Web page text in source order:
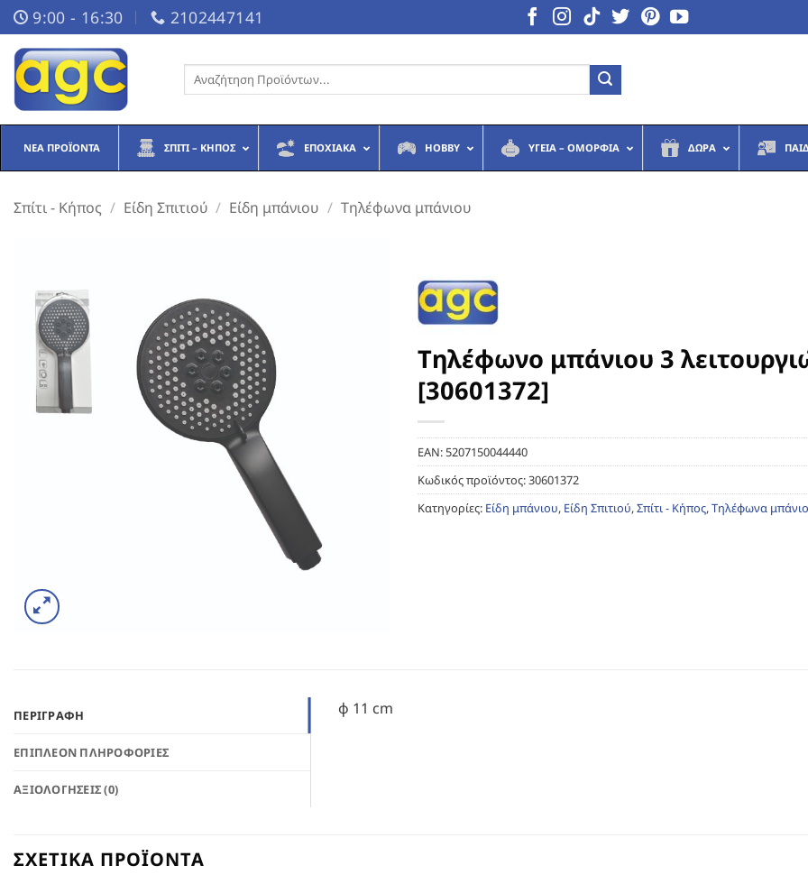
Μετάβαση
στο
περιεχόμενο
9:00 - 16:30 2102447141
Αναζήτηση
ΝΈΑ ΠΡΟΪΌΝΤΑ ΣΠΊΤΙ – ΚΉΠΟΣ ΕΠΟΧΙΑΚΆ HOBBY ΥΓΕΙΆ – ΟΜΟΡΦΙΆ ΔΏΡΑ
Σπίτι - Κήπος / Είδη Σπιτιού / Είδη μπάνιου / Τηλέφωνα μπάνιου
Τηλέφωνο μπάνιου 3
[30601372]
EAN:5207150044440
Κωδικός προϊόντος:30601372
Κατηγορίες: Είδη μπάνιου, Είδη Σπιτιού,Σπίτι - Κήπος,Τηλέφωνα
ΠΕΡΙΓΡΑΦΉ
ΕΠΙΠΛΈΟΝ ΠΛΗΡΟΦΟΡΊΕΣ
ΑΞΙΟΛΟΓΉΣΕΙΣ (0)
φ 11 cm
ΣΧΕΤΙΚΆ ΠΡΟΪΌΝΤΑ